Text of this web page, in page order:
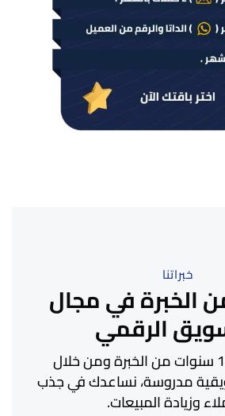
خبراتنا
الخبرة في مجال
الرقمي
مع أكثر من 10 سنوات من الخبرة ومن خلال
مدروسة، نساعدك في جذب
وزيادة المبيعات.